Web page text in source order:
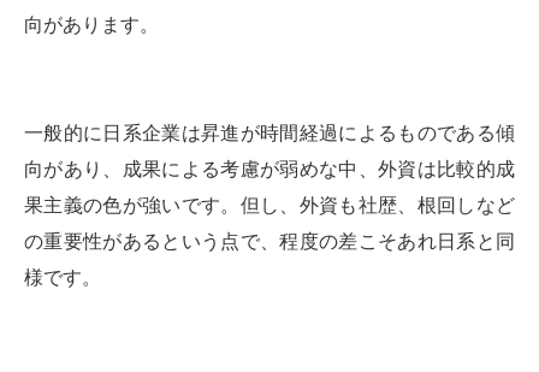
向があります。
一般的に日系企業は昇進が時間経過によるものである傾
向があり、成果による考慮が弱めな中、外資は比較的成
果主義の色が強いです。但し、外資も社歴、根回しなど
の重要性があるという点で、程度の差こそあれ日系と同
様です。